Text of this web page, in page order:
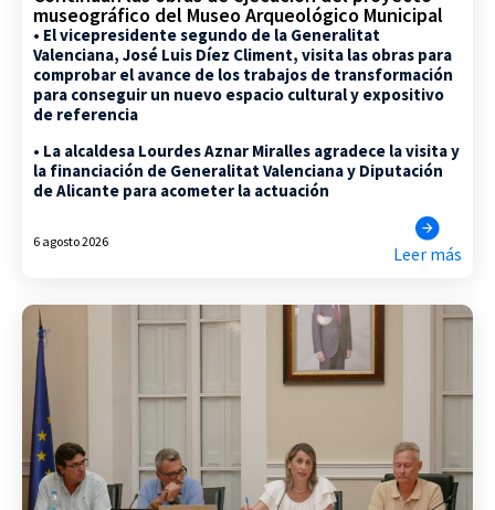
museográfico del Museo Arqueológico Municipal
• El vicepresidente segundo de la Generalitat
Valenciana, José Luis Díez Climent, visita las obras para
comprobar el avance de los trabajos de transformación
para conseguir un nuevo espacio cultural y expositivo
de referencia
• La alcaldesa Lourdes Aznar Miralles agradece la visita y
la financiación de Generalitat Valenciana y Diputación
de Alicante para acometer la actuación
6 agosto 2026
Leer más